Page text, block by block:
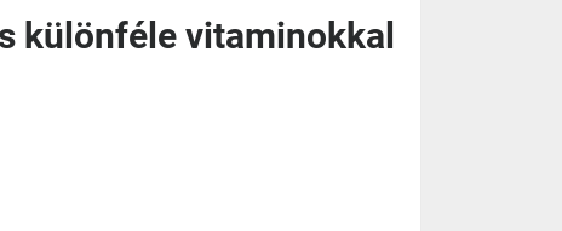
különféle vitaminokkal